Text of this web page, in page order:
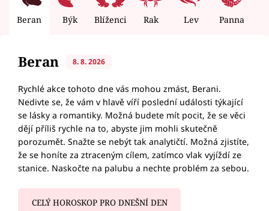
Beran Býk Blíženci Rak Lev Panna
Beran 8. 8. 2026
Rychlé akce tohoto dne vás mohou zmást, Berani.
Nedivte se, že vám v hlavě víří poslední události týkající
se lásky a romantiky. Možná budete mít pocit, že se věci
dějí příliš rychle na to, abyste jim mohli skutečně
porozumět. Snažte se nebýt tak analytičtí. Možná zjistíte,
že se honíte za ztraceným cílem, zatímco vlak vyjíždí ze
stanice. Naskočte na palubu a nechte problém za sebou.
CELÝ HOROSKOP PRO DNEŠNÍ DEN